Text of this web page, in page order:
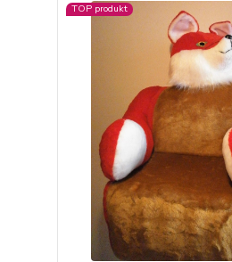
TOP produkt